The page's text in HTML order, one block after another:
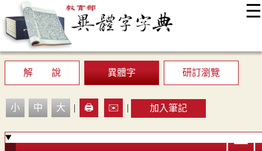
☰
最新消息
顯示模式
網站導覽
解 說
異體字 研訂瀏覽
小 中 大 | 🖨️ ✉️ | 加入筆記